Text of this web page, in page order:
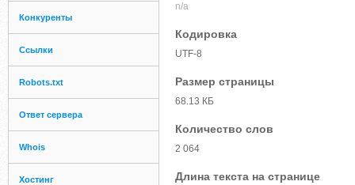
Конкуренты
Ссылки
Robots.txt
Ответ сервера
Whois
Хостинг
n/a
Кодировка
UTF-8
Размер страницы
68.13 КБ
Количество слов
2 064
Длина текста на странице